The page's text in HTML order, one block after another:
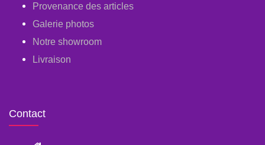
Provenance des articles
Galerie photos
Notre showroom
Livraison
Contact